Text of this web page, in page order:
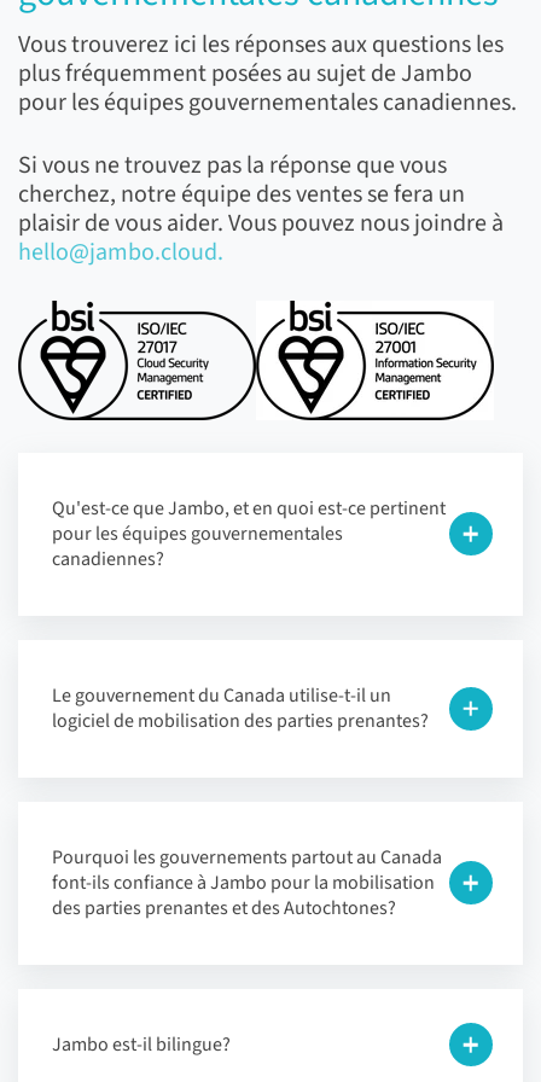
Vous trouverez ici les réponses aux questions les
plus fréquemment posées au sujet de Jambo
pour les équipes gouvernementales canadiennes.
Si vous ne trouvez pas la réponse que vous
cherchez, notre équipe des ventes se fera un
plaisir de vous aider. Vous pouvez nous joindre à
hello@jambo.cloud.
Qu'est-ce que Jambo, et en quoi est-ce pertinent
pour les équipes gouvernementales
canadiennes?
Le gouvernement du Canada utilise-t-il un
logiciel de mobilisation des parties prenantes?
Pourquoi les gouvernements partout au Canada
font-ils confiance à Jambo pour la mobilisation
des parties prenantes et des Autochtones?
Jambo est-il bilingue?